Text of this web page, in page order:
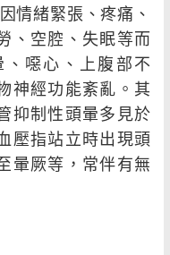
緒緊張、疼痛、
、空腔、失眠等而
噁心、上腹部不
神經功能紊亂。其
抑制性頭暈多見於
壓指站立時出現頭
暈厥等，常伴有無